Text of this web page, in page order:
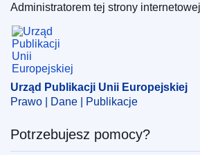
Urząd Publikacji Unii
Administratorem tej strony
Urząd Publikacji Unii Europejskiej
Prawo | Dane | Publikacje
Potrzebujesz pomocy?